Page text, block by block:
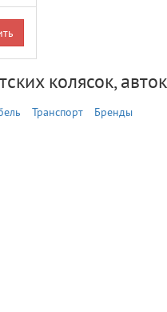
колясок,
Транспорт Бренды